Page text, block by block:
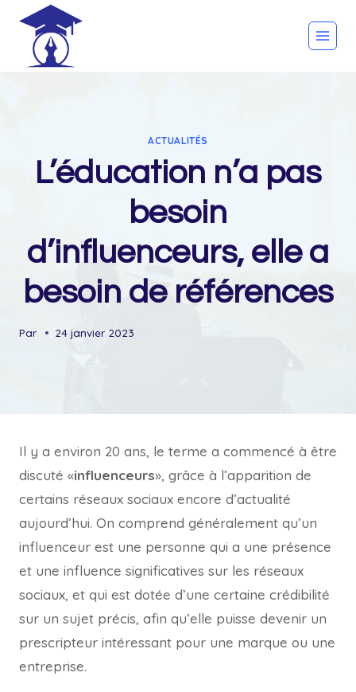
content
ACTUALITÉS
L’éducation n’a pas
besoin
d’influenceurs, elle a
besoin de références
Par 24 janvier 2023
Il y a environ 20 ans, le terme a commencé à être
discuté «influenceurs», grâce à l’apparition de
certains réseaux sociaux encore d’actualité
aujourd’hui. On comprend généralement qu’un
influenceur est une personne qui a une présence
et une influence significatives sur les réseaux
sociaux, et qui est dotée d’une certaine crédibilité
sur un sujet précis, afin qu’elle puisse devenir un
prescripteur intéressant pour une marque ou une
entreprise.